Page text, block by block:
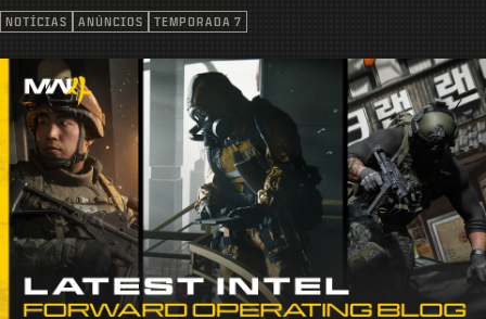
NOTÍCIAS ANÚNCIOS TEMPORADA 7